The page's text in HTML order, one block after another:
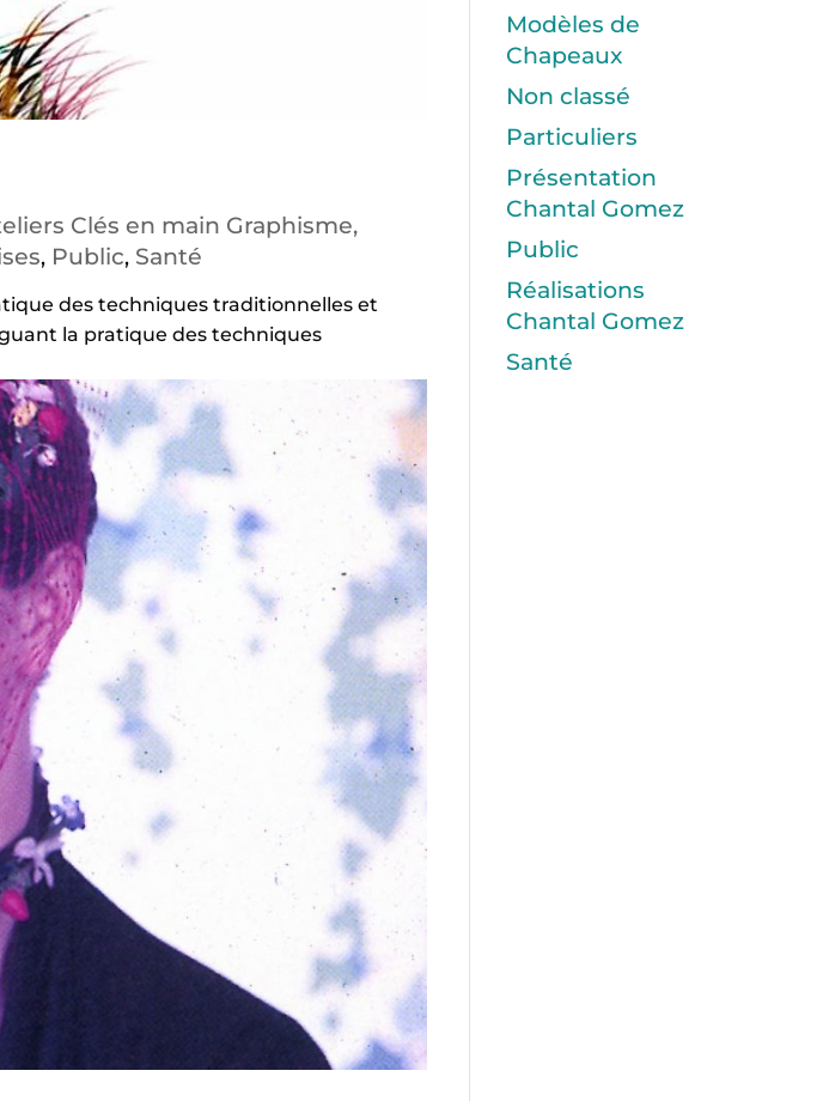
Clés en main Graphisme,
, Public, Santé
des techniques traditionnelles et
la pratique des techniques
Modèles de
Chapeaux
Non classé
Particuliers
Présentation
Chantal Gomez
Public
Réalisations
Chantal Gomez
Santé